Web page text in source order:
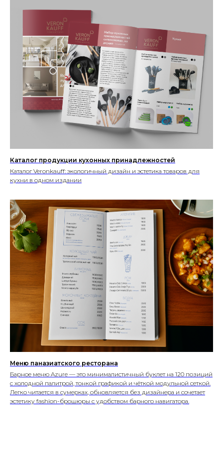
Каталог продукции кухонных принадлежностей
Каталог Veronkauff: экологичный дизайн и эстетика товаров для
кухни в одном издании
Меню паназиатского ресторана
Барное меню Azure — это минималистичный буклет на 120 позиций
с холодной палитрой, тонкой графикой и чёткой модульной сеткой.
Легко читается в сумерках, обновляется без дизайнера и сочетает
эстетику fashion-брошюры с удобством барного навигатора.
Создание, поддержка
и продвижение сайтов в России
Дизайнерские услуги выполняются
компанией
ООО “Технологическая компания - Р2”
ИНН 5249176033 ОГРН 1215200040637
ГЛАВНАЯ О НАС УПАКОВКА
ПОЛИГРАФИЯ
БАННЕРЫ ВКОНТАКТЕ ПРЕЗЕНТАЦИИ САЙТЫ
ПОЛЬЗОВАТЕЛЬСКОЕ
СОГЛАШЕНИЕ